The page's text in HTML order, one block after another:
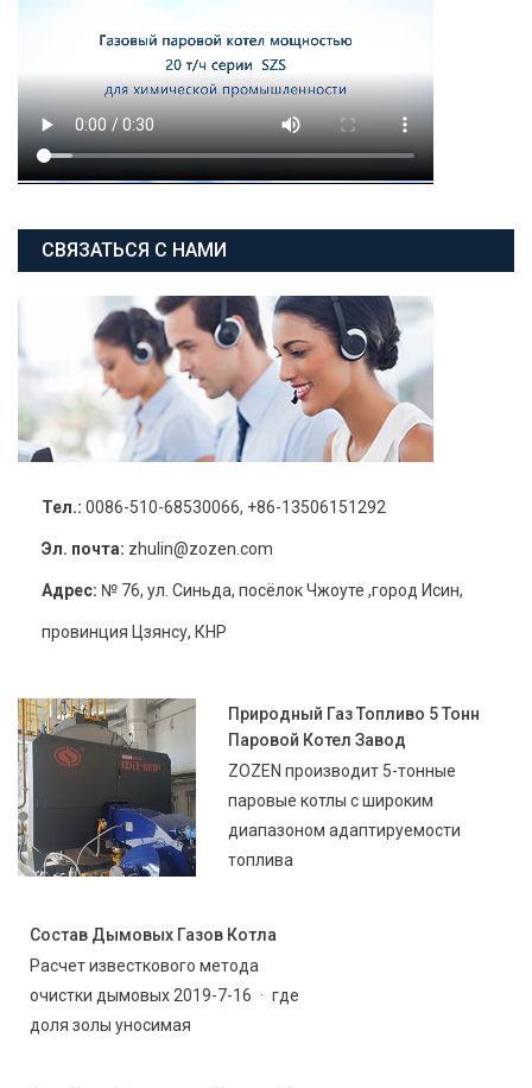
СВЯЗАТЬСЯ С НАМИ
Тел.: 0086-510-68530066, +86-13506151292
Эл. почта: zhulin@zozen.com
Адрес: № 76, ул. Синьда, посёлок Чжоуте ,город Исин,
провинция Цзянсу, КНР
Природный Газ Топливо 5 Тонн
Паровой Котел Завод
ZOZEN производит 5-тонные
паровые котлы с широким
диапазоном адаптируемости
топлива
Состав Дымовых Газов Котла
Расчет известкового метода
очистки дымовых 2019-7-16 · где
доля золы уносимая